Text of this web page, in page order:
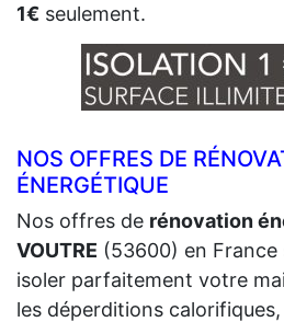
1€ seulement.
NOS OFFRES DE
ÉNERGÉTIQUE
Nos offres de rénovation
VOUTRE (53600) en
isoler parfaitement votre
les déperditions